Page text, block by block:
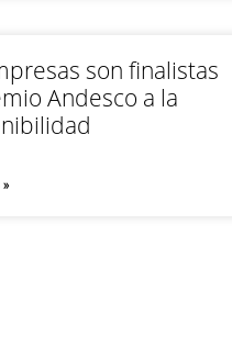
son finalistas
Andesco a la